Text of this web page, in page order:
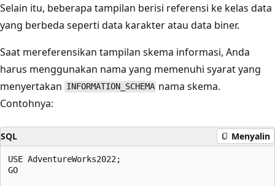
Selain itu, beberapa tampilan berisi referensi ke kelas data
yang berbeda seperti data karakter atau data biner.
Saat mereferensikan tampilan skema informasi, Anda
harus menggunakan nama yang memenuhi syarat yang
menyertakan INFORMATION_SCHEMA nama skema.
Contohnya:
SQL Menyalin
USE AdventureWorks2022;
GO